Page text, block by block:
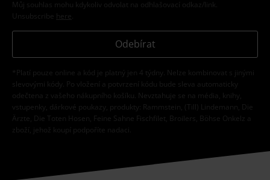
Můj souhlas mohu kdykoliv odvolat na odhlašovací odkaz/link.
Unsubscribe here
Odebírat
*Platí pouze online a kód je platný jen 4 týdny. Nelze kombinovat s jinými
slevovými kódy. Po vložení a potvrzení kódu bude sleva automaticky
odečtena z vašeho nákupního košíku. Nevztahuje se na média, knihy,
vstupenky, dárkové poukazy, produkty: Rammstein, (Till) Lindemann, Die
Ärzte, Die Toten Hosen, Feine Sahne Fischfilet, Broilers, Böhse Onkelz a
zboží, jehož koupí podpoříte nadaci.